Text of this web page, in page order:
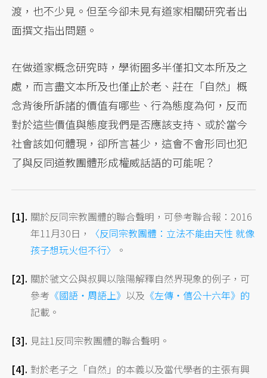
渡，也不少見。但至今卻未見有道家相關研究者出
面撰文指出問題。
在做道家概念研究時，學術圈多半僅扣文本所及之
處，而言盡文本所及也僅止於老、莊在「自然」概
念背後所訴諸的價值有哪些、行為態度為何，反而
對於這些價值與態度我們是否應該支持、或於當今
社會該如何體現，卻所言甚少，這會不會形同也犯
了與反同道教團體形成權威話語的可能呢？
關於反同宗教團體的聯合聲明，可參考聯合報：2016
年11月30日，
〈反同宗教團體：立法不能由天性 就像
孩子想玩火但不行〉
。
關於虢文公與叔興以陰陽解釋自然界現象的例子，可
參考 《國語‧周語上》 以及 《左傳‧僖公十六年》的
記載。
見註1反同宗教團體的聯合聲明。
對於老子之「自然」的本義以及當代學者的主張有興